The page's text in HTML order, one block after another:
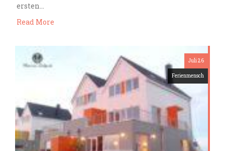
ersten…
Read More
Juli 26
Ferienmensch